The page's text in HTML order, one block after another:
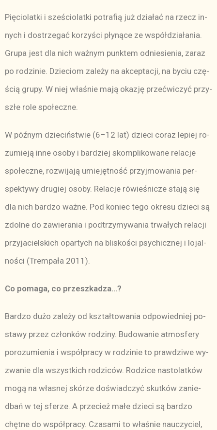
Pię­cio­lat­ki i sze­ścio­lat­ki po­tra­fią już dzia­łać na rzecz in­
nych i do­strze­gać ko­rzy­ści pły­ną­ce ze współ­dzia­ła­nia.
Gru­pa jest dla nich waż­nym punk­tem od­nie­sie­nia, za­raz
po ro­dzi­nie. Dzie­ciom za­le­ży na ak­cep­ta­cji, na by­ciu czę­
ścią gru­py. W niej wła­śnie ma­ją oka­zję prze­ćwi­czyć przy­
szłe ro­le spo­łecz­ne.
W póź­nym dzie­ciń­stwie (6–12 lat) dzie­ci co­raz le­piej ro­
zu­mie­ją in­ne oso­by i bar­dziej skom­pli­ko­wa­ne re­la­cje
spo­łecz­ne, roz­wi­ja­ją umie­jęt­ność przyj­mo­wa­nia per­
spek­ty­wy dru­giej oso­by. Re­la­cje ró­wie­śni­cze sta­ją się
dla nich bar­dzo waż­ne. Pod ko­niec te­go okre­su dzie­ci są
zdol­ne do za­wie­ra­nia i pod­trzy­my­wa­nia tr­wa­łych re­la­cji
przy­ja­ciel­skich opar­tych na bli­sko­ści psy­chicz­nej i lo­jal­
no­ści (Trem­pa­ła 2011).
Co po­ma­ga, co prze­szka­dza…?
Bar­dzo du­żo za­le­ży od kształ­to­wa­nia od­po­wied­niej po­
sta­wy przez człon­ków ro­dzi­ny. Bu­do­wa­nie at­mos­fe­ry
po­ro­zu­mie­nia i współ­pra­cy w ro­dzi­nie to praw­dzi­we wy­
zwa­nie dla wszyst­kich ro­dzi­ców. Ro­dzi­ce na­sto­lat­ków
mo­gą na wła­snej skó­rze do­świad­czyć skut­ków za­nie­
dbań w tej sfe­rze. A prze­cież ma­łe dzie­ci są bar­dzo
chęt­ne do współ­pra­cy. Cza­sa­mi to wła­śnie na­uczy­ciel,